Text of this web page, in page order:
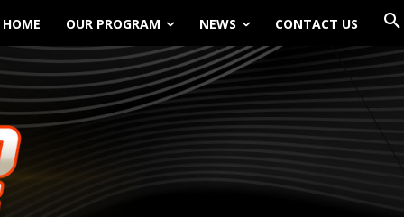
HOME OUR PROGRAM NEWS CONTACT US